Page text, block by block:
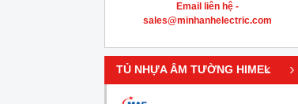
Email liên hệ -
sales@minhanhelectric.com
TỦ NHỰA ÂM TƯỜNG HIMEL
‹ ›